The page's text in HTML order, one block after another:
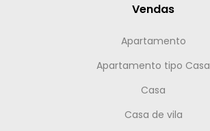
Vendas
Apartamento
Apartamento tipo Casa
Casa
Casa de vila